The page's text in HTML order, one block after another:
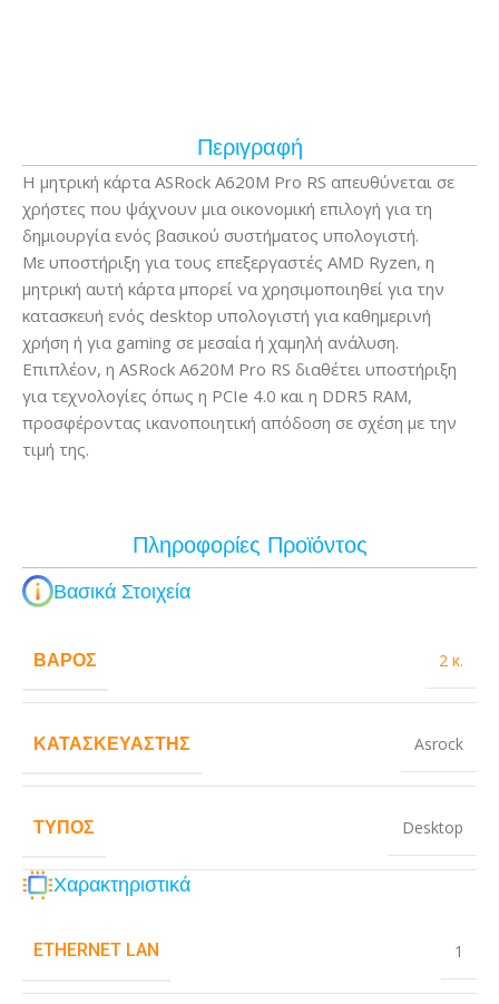
Περιγραφή
Η μητρική κάρτα ASRock A620M Pro RS απευθύνεται σε
χρήστες που ψάχνουν μια οικονομική επιλογή για τη
δημιουργία ενός βασικού συστήματος υπολογιστή.
Με υποστήριξη για τους επεξεργαστές AMD Ryzen, η
μητρική αυτή κάρτα μπορεί να χρησιμοποιηθεί για την
κατασκευή ενός desktop υπολογιστή για καθημερινή
χρήση ή για gaming σε μεσαία ή χαμηλή ανάλυση.
Επιπλέον, η ASRock A620M Pro RS διαθέτει υποστήριξη
για τεχνολογίες όπως η PCIe 4.0 και η DDR5 RAM,
προσφέροντας ικανοποιητική απόδοση σε σχέση με την
τιμή της.
Πληροφορίες Προϊόντος
Βασικά Στοιχεία
ΒΆΡΟΣ 2 κ.
ΚΑΤΑΣΚΕΥΑΣΤΉΣ Asrock
ΤΎΠΟΣ Desktop
Χαρακτηριστικά
ETHERNET LAN 1